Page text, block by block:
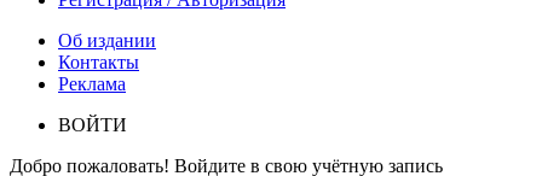
Об издании
Контакты
Реклама
ВОЙТИ
Добро пожаловать! Войдите в свою учётную запись